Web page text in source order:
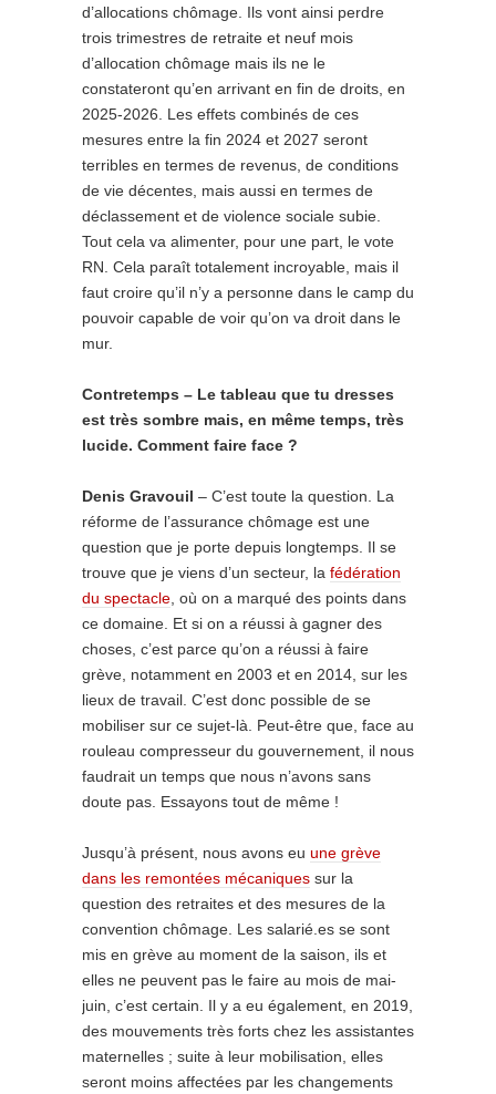
d’allocations chômage. Ils vont ainsi perdre
trois trimestres de retraite et neuf mois
d’allocation chômage mais ils ne le
constateront qu’en arrivant en fin de droits, en
2025-2026. Les effets combinés de ces
mesures entre la fin 2024 et 2027 seront
terribles en termes de revenus, de conditions
de vie décentes, mais aussi en termes de
déclassement et de violence sociale subie.
Tout cela va alimenter, pour une part, le vote
RN. Cela paraît totalement incroyable, mais il
faut croire qu’il n’y a personne dans le camp du
pouvoir capable de voir qu’on va droit dans le
mur.
Contretemps – Le tableau que tu dresses
est très sombre mais, en même temps, très
lucide. Comment faire face ?
Denis Gravouil – C’est toute la question. La
réforme de l’assurance chômage est une
question que je porte depuis longtemps. Il se
trouve que je viens d’un secteur, la fédération
du spectacle , où on a marqué des points dans
ce domaine. Et si on a réussi à gagner des
choses, c’est parce qu’on a réussi à faire
grève, notamment en 2003 et en 2014, sur les
lieux de travail. C’est donc possible de se
mobiliser sur ce sujet-là. Peut-être que, face au
rouleau compresseur du gouvernement, il nous
faudrait un temps que nous n’avons sans
doute pas. Essayons tout de même !
Jusqu’à présent, nous avons eu une grève
dans les remontées mécaniques sur la
question des retraites et des mesures de la
convention chômage. Les salarié.es se sont
mis en grève au moment de la saison, ils et
elles ne peuvent pas le faire au mois de mai-
juin, c’est certain. Il y a eu également, en 2019,
des mouvements très forts chez les assistantes
maternelles ; suite à leur mobilisation, elles
seront moins affectées par les changements